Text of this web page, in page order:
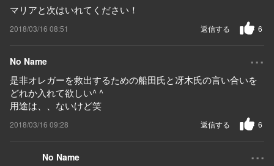
マリアと次はいれてください！
2018/03/16 08:51 6
返信する
No Name ...
是非オレガーを救出するための船田氏と冴木氏の言い合いを
どれか入れて欲しい^ ^
用途は、、ないけど笑
2018/03/16 09:28 6
返信する
No Name ...